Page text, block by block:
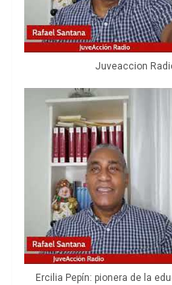
Juveaccion
Ercilia Pepín: pionera de la